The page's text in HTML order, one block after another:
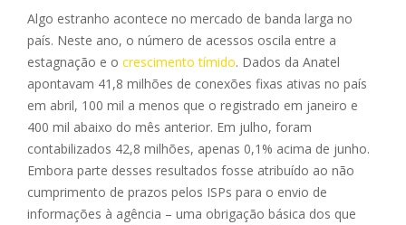
Algo estranho acontece no mercado de banda larga no
país. Neste ano, o número de acessos oscila entre a
estagnação e o crescimento tímido. Dados da Anatel
apontavam 41,8 milhões de conexões fixas ativas no país
em abril, 100 mil a menos que o registrado em janeiro e
400 mil abaixo do mês anterior. Em julho, foram
contabilizados 42,8 milhões, apenas 0,1% acima de junho.
Embora parte desses resultados fosse atribuído ao não
cumprimento de prazos pelos ISPs para o envio de
informações à agência – uma obrigação básica dos que